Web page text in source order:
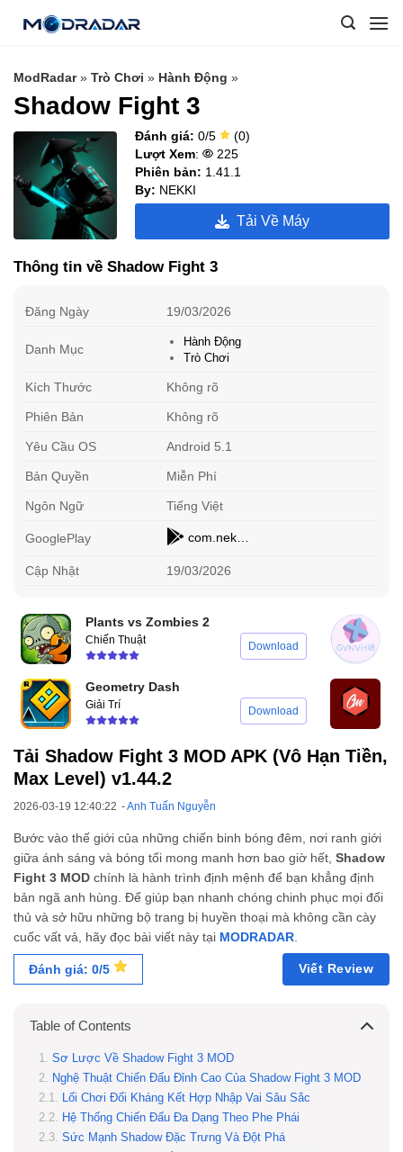
ModRadar» Trò Chơi » Hành Động »
Shadow Fight 3
Đánh giá: 0/5
(0)
Lượt Xem:
225
Phiên bản: 1.41.1
By: NEKKI
Tải Về Máy
Thông tin về Shadow Fight 3
Đăng Ngày 19/03/2026
Danh Mục
Hành Động
Trò Chơi
Kích Thước Không rõ
Phiên Bản Không rõ
Yêu Cầu OS Android 5.1
Bản Quyền Miễn Phí
Ngôn Ngữ Tiếng Việt
GooglePlay
Cập Nhật 19/03/2026
Plants vs Zombies 2
Chiến Thuật Download
Geometry Dash
Giải Trí Download
Tải Shadow Fight 3 MOD APK (Vô Hạn Tiền,
Max Level) v1.44.2
2026-03-19 12:40:22 -Anh Tuấn Nguyễn
Bước vào thế giới của những chiến binh bóng đêm, nơi ranh giới
giữa ánh sáng và bóng tối mong manh hơn bao giờ hết, Shadow
Fight 3 MOD chính là hành trình định mệnh để bạn khẳng định
bản ngã anh hùng. Để giúp bạn nhanh chóng chinh phục mọi đối
thủ và sở hữu những bộ trang bị huyền thoại mà không cần cày
cuốc vất vả, hãy đọc bài viết này tại MODRADAR.
Đánh giá: 0/5 Viết Review
Table of Contents
Sơ Lược Về Shadow Fight 3 MOD
Nghệ Thuật Chiến Đấu Đỉnh Cao Của Shadow Fight 3 MOD
Lối Chơi Đối Kháng Kết Hợp Nhập Vai Sâu Sắc
Hệ Thống Chiến Đấu Đa Dạng Theo Phe Phái
Sức Mạnh Shadow Đặc Trưng Và Đột Phá